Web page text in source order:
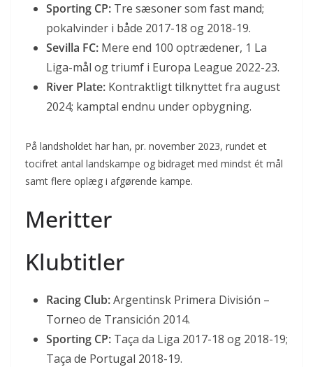
Sporting CP: Tre sæsoner som fast mand;
pokalvinder i både 2017-18 og 2018-19.
Sevilla FC: Mere end 100 optrædener, 1 La
Liga-mål og triumf i Europa League 2022-23.
River Plate: Kontraktligt tilknyttet fra august
2024; kamptal endnu under opbygning.
På landsholdet har han, pr. november 2023, rundet et
tocifret antal landskampe og bidraget med mindst ét mål
samt flere oplæg i afgørende kampe.
Meritter
Klubtitler
Racing Club:Argentinsk Primera División –
Torneo de Transición 2014.
Sporting CP: Taça da Liga 2017-18 og 2018-19;
Taça de Portugal 2018-19.